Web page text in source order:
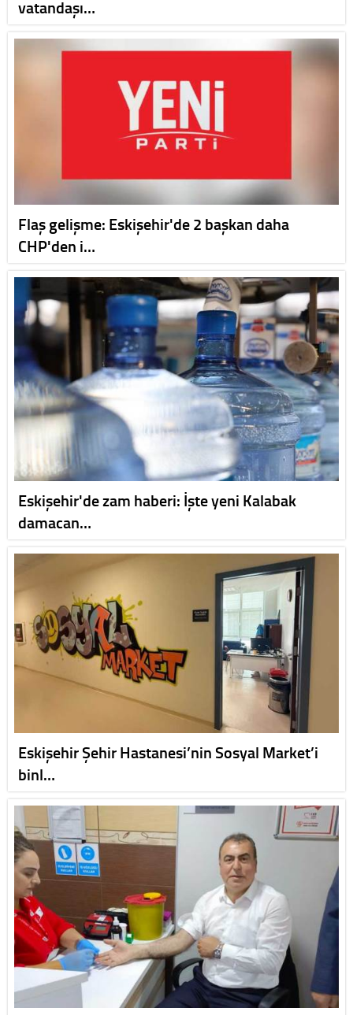
vatandaşı…
Flaş gelişme: Eskişehir'de 2 başkan daha
CHP'den i…
Eskişehir'de zam haberi: İşte yeni Kalabak
damacan…
Eskişehir Şehir Hastanesi’nin Sosyal Market’i
binl…